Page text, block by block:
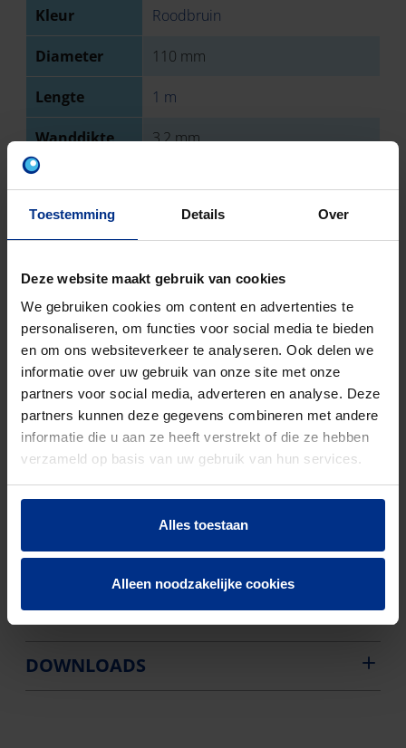
Toestemming Details Over
Deze website maakt gebruik van cookies
We gebruiken cookies om content en advertenties te
personaliseren, om functies voor social media te bieden
en om ons websiteverkeer te analyseren. Ook delen we
informatie over uw gebruik van onze site met onze
partners voor social media, adverteren en analyse. Deze
partners kunnen deze gegevens combineren met andere
informatie die u aan ze heeft verstrekt of die ze hebben
verzameld op basis van uw gebruik van hun services.
Alles toestaan
Alleen noodzakelijke cookies
Kleur Roodbruin
Diameter 110 mm
Lengte 1 m
Wanddikte 3,2 mm
Type
Type
Spie
Sterkteklasse SN 8
EN-norm NBN EN 1401
Keurmerk BENOR
EN-norm NBN EN 1329
Aantal stuks 85
DOWNLOADS